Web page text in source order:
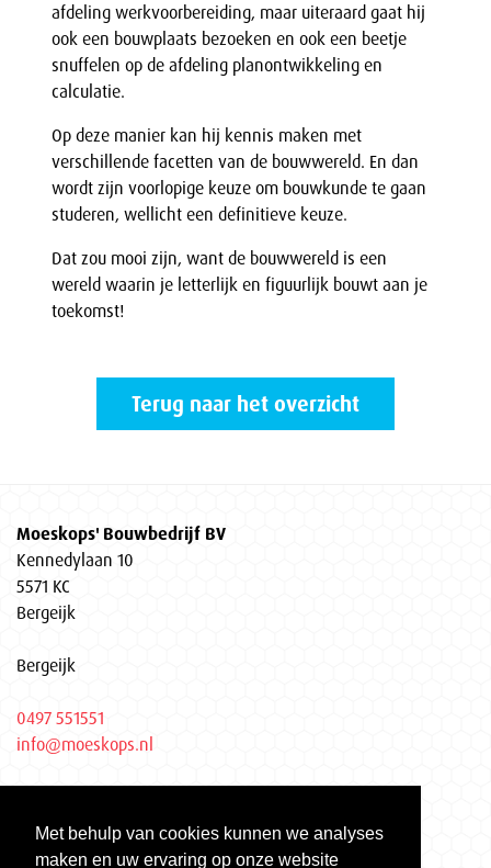
Met behulp van cookies kunnen we analyses
maken en uw ervaring op onze website
afdeling werkvoorbereiding, maar uiteraard gaat hij
ook een bouwplaats bezoeken en ook een beetje
snuffelen op de afdeling planontwikkeling en
calculatie.
Op deze manier kan hij kennis maken met
verschillende facetten van de bouwwereld. En dan
wordt zijn voorlopige keuze om bouwkunde te gaan
studeren, wellicht een definitieve keuze.
Dat zou mooi zijn, want de bouwwereld is een
wereld waarin je letterlijk en figuurlijk bouwt aan je
toekomst!
Terug naar het overzicht
Moeskops' Bouwbedrijf BV
Kennedylaan 10
5571 KC
Bergeijk
Bergeijk
0497 551551
info@moeskops.nl
KvK Eindhoven 17037155